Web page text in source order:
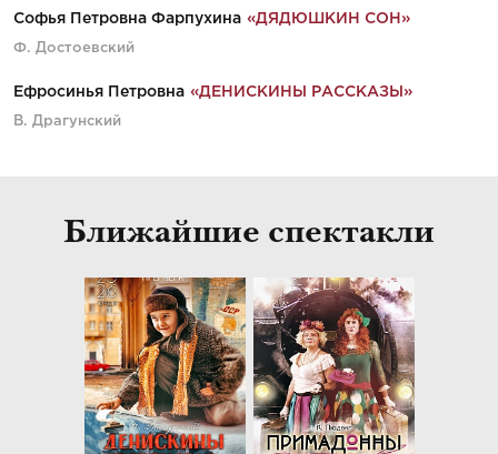
Софья Петровна Фарпухина «ДЯДЮШКИН СОН»
Ф. Достоевский
Ефросинья Петровна «ДЕНИСКИНЫ РАССКАЗЫ»
В. Драгунский
Ближайшие спектакли